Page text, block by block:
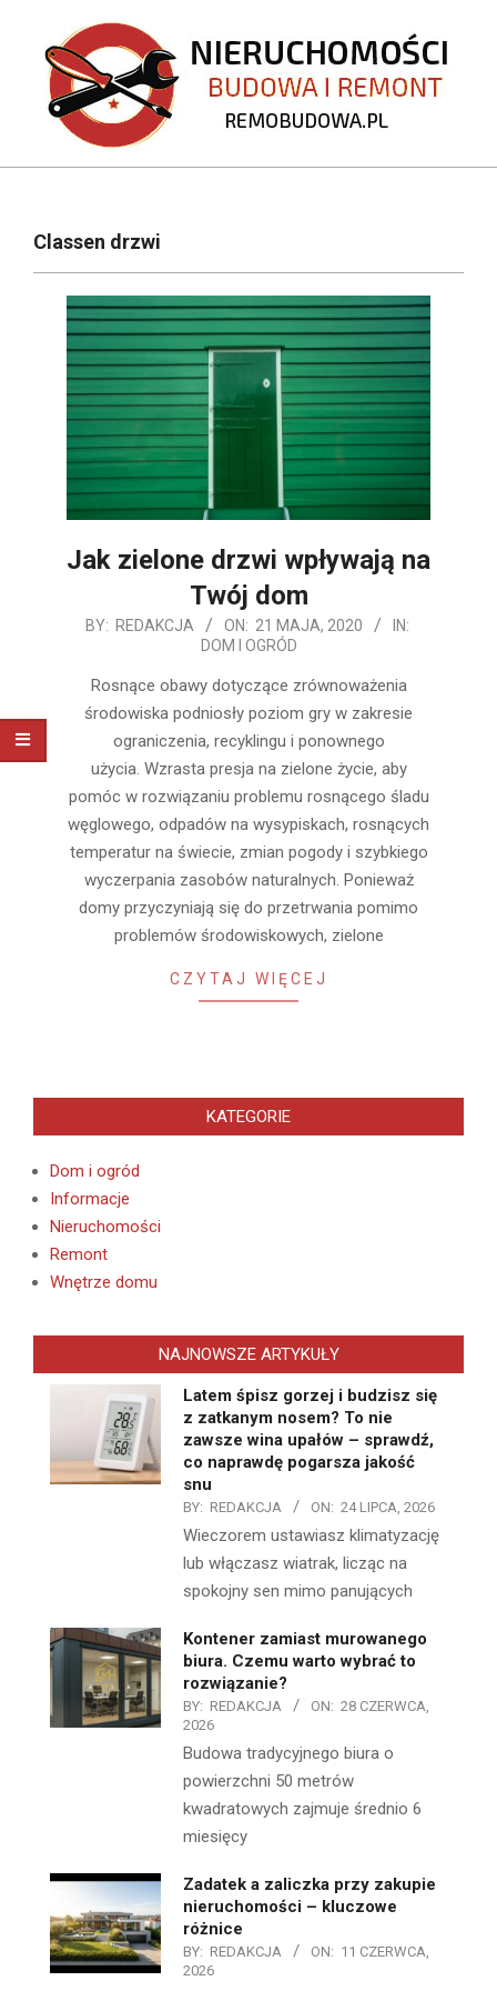
content
REMOBUDOWA.PL
NavigationClassen drzwi
Jak zielone drzwi wpływają na
Twój dom
2020-
BY: REDAKCJA ON: 21 MAJA, 2020
IN:
DOM I OGRÓD
Rosnące obawy dotyczące zrównoważenia
środowiska podniosły poziom gry w zakresie
ograniczenia, recyklingu i ponownego
użycia. Wzrasta presja na zielone życie, aby
pomóc w rozwiązaniu problemu rosnącego śladu
węglowego, odpadów na wysypiskach, rosnących
temperatur na świecie, zmian pogody i szybkiego
wyczerpania zasobów naturalnych. Ponieważ
domy przyczyniają się do przetrwania pomimo
problemów środowiskowych, zielone
CZYTAJ WIĘCEJ
KATEGORIE
Dom i ogród
Informacje
Nieruchomości
Remont
Wnętrze domu
NAJNOWSZE ARTYKUŁY
Latem śpisz gorzej i budzisz się
z zatkanym nosem? To nie
zawsze wina upałów – sprawdź,
co naprawdę pogarsza jakość
snu
BY: REDAKCJA ON: 24 LIPCA, 2026
Wieczorem ustawiasz klimatyzację
lub włączasz wiatrak, licząc na
spokojny sen mimo panujących
Kontener zamiast murowanego
biura. Czemu warto wybrać to
rozwiązanie?
BY: REDAKCJA ON: 28 CZERWCA,
2026
Budowa tradycyjnego biura o
powierzchni 50 metrów
kwadratowych zajmuje średnio 6
miesięcy
Zadatek a zaliczka przy zakupie
nieruchomości – kluczowe
różnice
BY: REDAKCJA ON: 11 CZERWCA,
2026